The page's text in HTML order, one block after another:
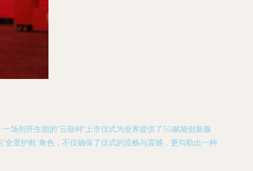
场别开生面的“云敲钟”上市仪式为业界提供了5G赋能创新服
景护航”角色，不仅确保了仪式的流畅与震撼，更勾勒出一种